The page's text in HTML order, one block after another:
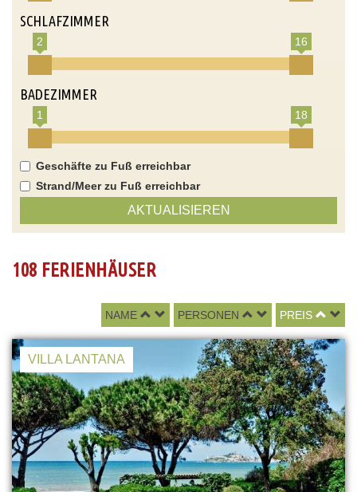
SCHLAFZIMMER
2 16
BADEZIMMER
1 18
Geschäfte zu Fuß erreichbar
Strand/Meer zu Fuß erreichbar
AKTUALISIEREN
108 FERIENHÄUSER
NAME PERSONEN PREIS
VILLA LANTANA